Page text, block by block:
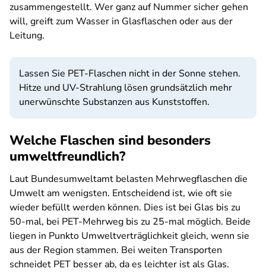
zusammengestellt. Wer ganz auf Nummer sicher gehen
will, greift zum Wasser in Glasflaschen oder aus der
Leitung.
Lassen Sie PET-Flaschen nicht in der Sonne stehen.
Hitze und UV-Strahlung lösen grundsätzlich mehr
unerwünschte Substanzen aus Kunststoffen.
Welche Flaschen sind besonders
umweltfreundlich?
Laut Bundesumweltamt belasten Mehrwegflaschen die
Umwelt am wenigsten. Entscheidend ist, wie oft sie
wieder befüllt werden können. Dies ist bei Glas bis zu
50-mal, bei PET-Mehrweg bis zu 25-mal möglich. Beide
liegen in Punkto Umweltverträglichkeit gleich, wenn sie
aus der Region stammen. Bei weiten Transporten
schneidet PET besser ab, da es leichter ist als Glas.